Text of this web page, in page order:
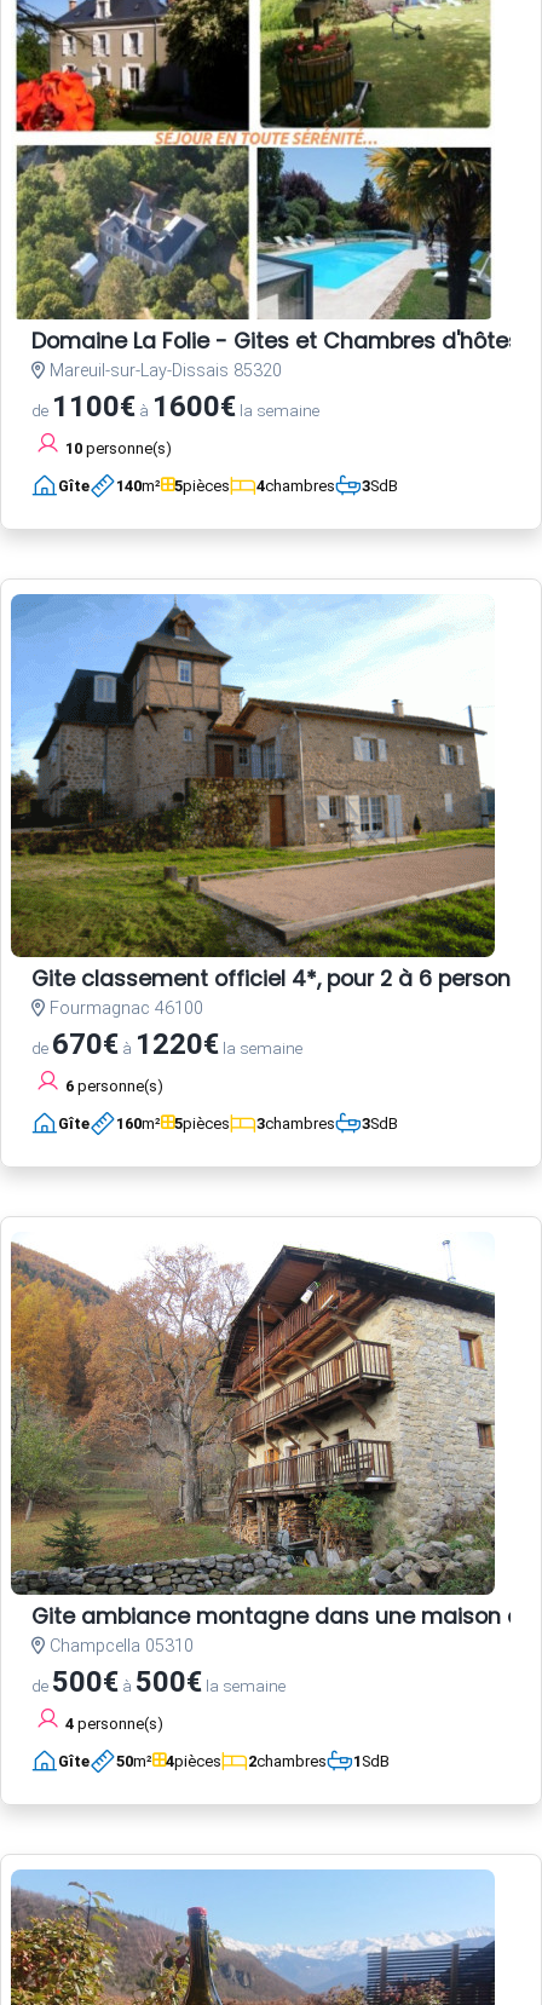
Domaine La Folie - Gites et Chambres d'hôtes à
Mareuil-sur-Lay-Dissais 85320
de 1100€ à 1600€ la semaine
10 personne(s)
Gîte 140m² 5pièces 4chambres 3SdB
Gite classement officiel 4*, pour 2 à 6
Fourmagnac 46100
de 670€ à 1220€ la semaine
6 personne(s)
Gîte 160m² 5pièces 3chambres 3SdB
Gite ambiance montagne dans une maison
Champcella 05310
de 500€ à 500€ la semaine
4 personne(s)
Gîte 50m² 4pièces 2chambres 1SdB